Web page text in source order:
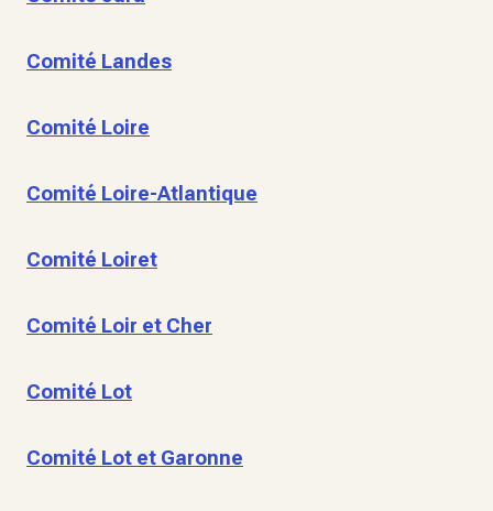
Comité Landes
Comité Loire
Comité Loire-Atlantique
Comité Loiret
Comité Loir et Cher
Comité Lot
Comité Lot et Garonne